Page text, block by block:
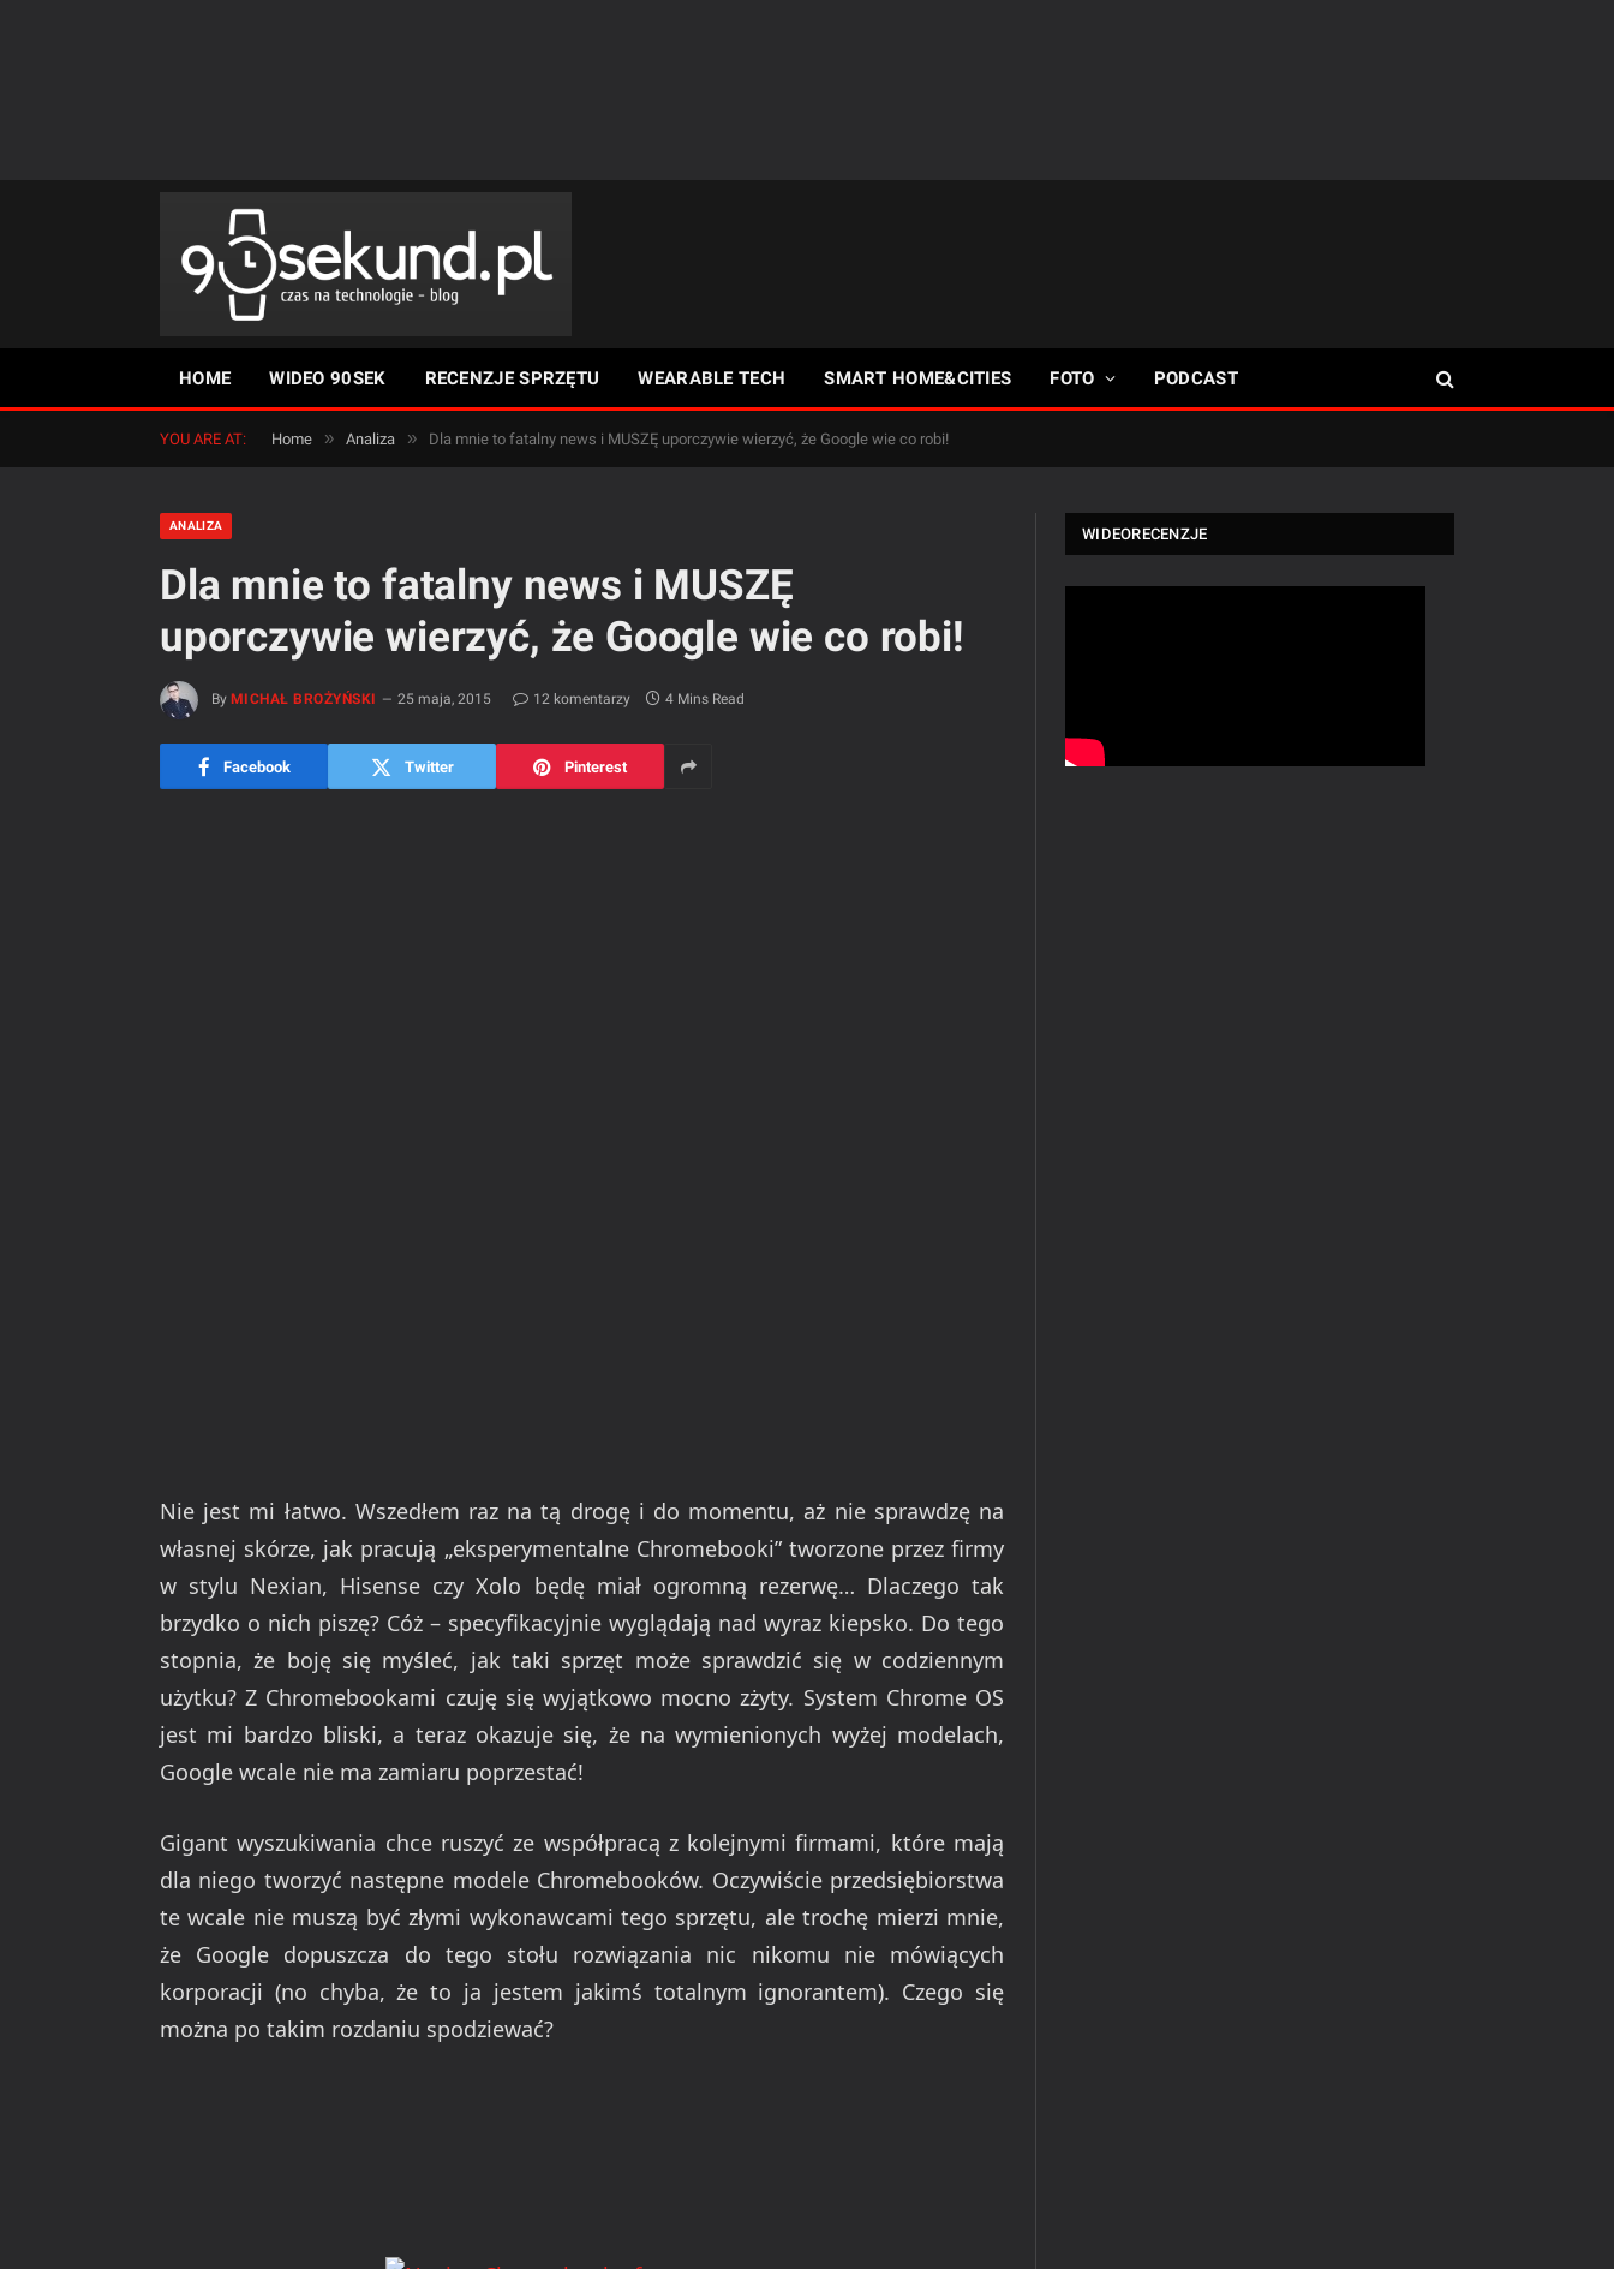
HOME WIDEO 90SEK RECENZJE SPRZĘTU WEARABLE TECH SMART HOME&CITIES FOTO PODCAST
YOU ARE AT: Home » Analiza » Dla mnie to fatalny news i MUSZĘ uporczywie wierzyć, że Google wie co robi!
ANALIZA
Dla mnie to fatalny news i MUSZĘ
uporczywie wierzyć, że Google wie co robi!
By MICHAŁ BROŻYŃSKI 25 maja, 2015 12 komentarzy 4 Mins Read
Facebook Twitter Pinterest
Nie jest mi łatwo. Wszedłem raz na tą drogę i do momentu, aż nie sprawdzę na
własnej skórze, jak pracują „eksperymentalne Chromebooki” tworzone przez firmy
w stylu Nexian, Hisense czy Xolo będę miał ogromną rezerwę… Dlaczego tak
brzydko o nich piszę? Cóż – specyfikacyjnie wyglądają nad wyraz kiepsko. Do tego
stopnia, że boję się myśleć, jak taki sprzęt może sprawdzić się w codziennym
użytku? Z Chromebookami czuję się wyjątkowo mocno zżyty. System Chrome OS
jest mi bardzo bliski, a teraz okazuje się, że na wymienionych wyżej modelach,
Google wcale nie ma zamiaru poprzestać!
Gigant wyszukiwania chce ruszyć ze współpracą z kolejnymi firmami, które mają
dla niego tworzyć następne modele Chromebooków. Oczywiście przedsiębiorstwa
te wcale nie muszą być złymi wykonawcami tego sprzętu, ale trochę mierzi mnie,
że Google dopuszcza do tego stołu rozwiązania nic nikomu nie mówiących
korporacji (no chyba, że to ja jestem jakimś totalnym ignorantem). Czego się
można po takim rozdaniu spodziewać?
WIDEORECENZJE